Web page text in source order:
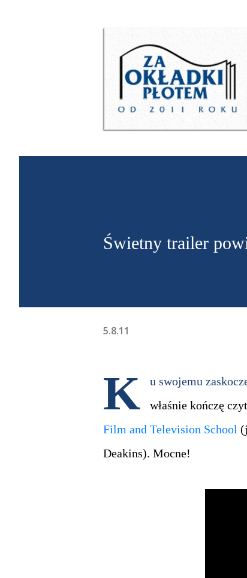
Świetny trailer
5.8.11
K
u swojemu
właśnie kończę
Film and Television School
Deakins). Mocne!